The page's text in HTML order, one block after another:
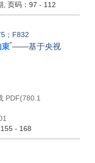
, 页码：97 - 112
；F832
束*——基于央视
PDF(780.1
155 - 168